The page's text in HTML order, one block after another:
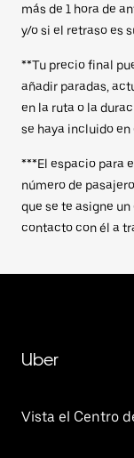
más de 1 hora de
y/o si el retraso es
**Tu precio final
añadir paradas,
en la ruta o la
se haya incluido
***El espacio para
número de
que se te asigne
contacto con él a
Uber
Vista el Centro